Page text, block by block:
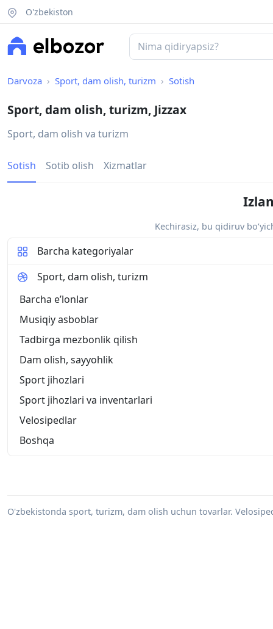
O'zbekiston
Darvoza Sport, dam olish, turizm Sotish
Sport, dam olish, turizm, Jizzax
Sport, dam olish va turizm
Sotish Sotib olish Xizmatlar
Kechirasiz, bu qidiruv
Barcha kategoriyalar
Sport, dam olish, turizm
Barcha eʼlonlar
Musiqiy asboblar
Tadbirga mezbonlik qilish
Dam olish, sayyohlik
Sport jihozlari
Sport jihozlari va inventarlari
Velosipedlar
Boshqa
O'zbekistonda sport, turizm, dam olish uchun tovarlar.